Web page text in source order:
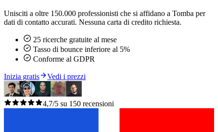
Unisciti a oltre 150.000 professionisti che si affidano a Tomba per
dati di contatto accurati. Nessuna carta di credito richiesta.
25 ricerche gratuite al mese
Tasso di bounce inferiore al 5%
Conforme al GDPR
Inizia gratis Vedi i prezzi
4,7/5 su 150 recensioni